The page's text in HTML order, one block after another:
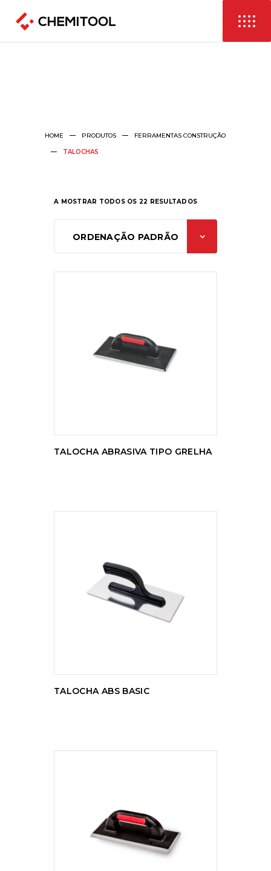
HOME PRODUTOS FERRAMENTAS CONSTRUÇÃO
TALOCHAS
A MOSTRAR TODOS OS 22 RESULTADOS
ORDENAÇÃO PADRÃO
LER MAIS
TALOCHA ABRASIVA TIPO GRELHA
LER MAIS
TALOCHA ABS BASIC
LER MAIS